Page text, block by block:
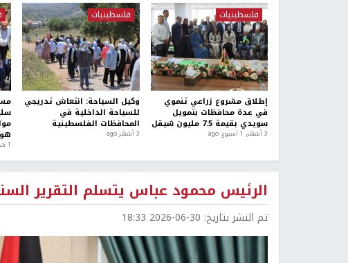
فلسطينيات
إطلاق مشروع زراعي تنموي
في عدة محافظات بتمويل
سويدي بقيمة 7.5 مليون شيقل
3 أشهر، 1 اسبوع. ago
فلسطينيات
وكيل السياحة: انتعاش تدريجي
للسياحة الداخلية في
المحافظات الفلسطينية
3 أشهر ago
1 شهر ago
الرئيس محمود عباس يتسلم التقرير
تم النشر بتاريخ: 2026-06-30 18:33